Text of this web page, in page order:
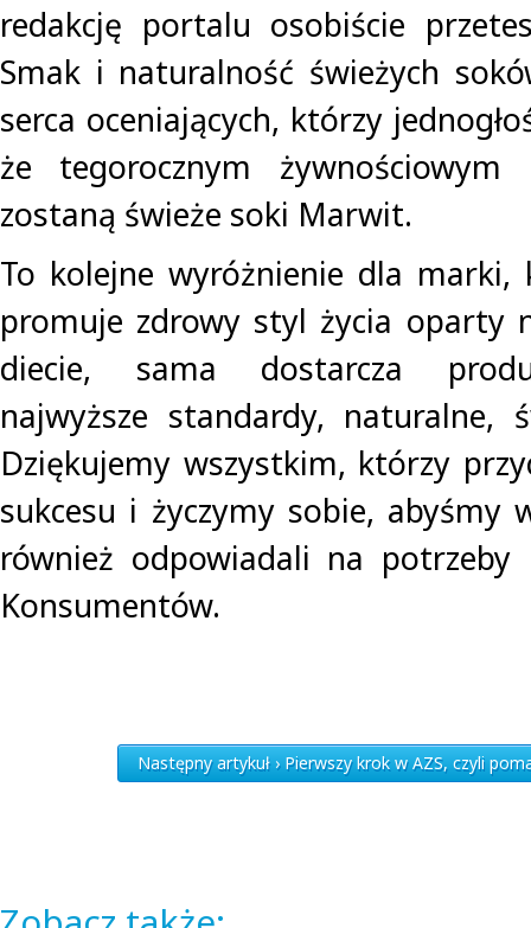
redakcję portalu osobiście
Smak i naturalność świeżych
serca oceniających, którzy
że tegorocznym żywnościowym
zostaną świeże soki Marwit.
To kolejne wyróżnienie dla
promuje zdrowy styl życia oparty
diecie, sama dostarcza
najwyższe standardy, naturalne,
Dziękujemy wszystkim, którzy
sukcesu i życzymy sobie, abyśmy
również odpowiadali na
Konsumentów.
Następny artykuł › Pierwszy krok w AZS, czyli